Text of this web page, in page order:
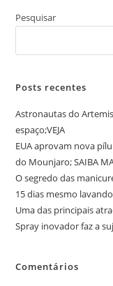
Pesquisar
Posts recentes
Astronautas do
espaço;VEJA
EUA aprovam nova
do Mounjaro; SAIBA
O segredo das
15 dias mesmo
Uma das principais
Spray inovador faz a
Comentários